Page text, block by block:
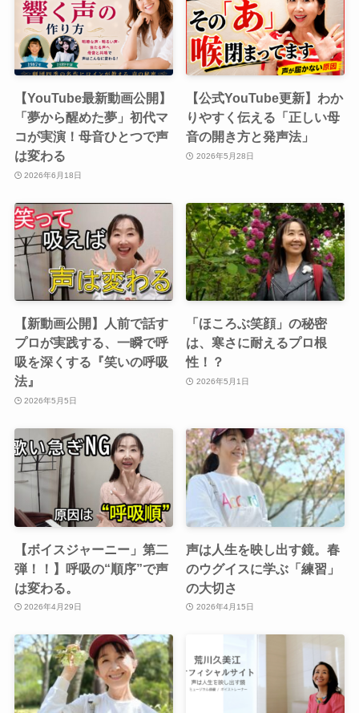
【YouTube最新動画公開】
「夢から醒めた夢」初代マ
コが実演！母音ひとつで声
は変わる
2026年6月18日
【公式YouTube更新】わか
りやすく伝える「正しい母
音の開き方と発声法」
2026年5月28日
【新動画公開】人前で話す
プロが実践する、一瞬で呼
吸を深くする『笑いの呼吸
法』
2026年5月5日
「ほころぶ笑顔」の秘密
は、寒さに耐えるプロ根
性！？
2026年5月1日
【ボイスジャーニー」第二
弾！！】呼吸の“順序”で声
は変わる。
2026年4月29日
声は人生を映し出す鏡。春
のウグイスに学ぶ「練習」
の大切さ
2026年4月15日